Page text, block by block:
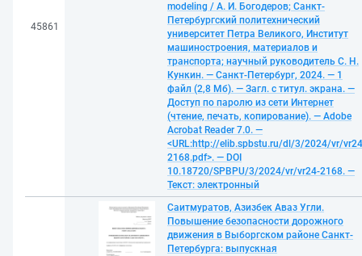
45861
modeling / А. И. Богодеров; Санкт-
Петербургский политехнический
университет Петра Великого, Институт
машиностроения, материалов и
транспорта; научный руководитель С. Н.
Кункин. — Санкт-Петербург, 2024. — 1
файл (2,8 Мб). — Загл. с титул. экрана. —
Доступ по паролю из сети Интернет
(чтение, печать, копирование). — Adobe
Acrobat Reader 7.0. —
<URL:http://elib.spbstu.ru/dl/3/2024/vr/
2168.pdf>. — DOI
10.18720/SPBPU/3/2024/vr/vr24-2168. —
Текст: электронный
Саитмуратов, Азизбек Аваз Угли.
Повышение безопасности дорожного
движения в Выборгском районе Санкт-
Петербурга: выпускная